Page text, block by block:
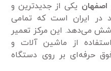
اصفهان یکی از جدیدترین و
در ایران است که تمامی
می‌دهد. این مرکز تعمیر
از ماشین آلات و
حرفه‌ای بر روی دستگاه